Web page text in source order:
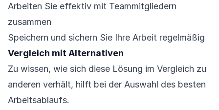
Arbeiten Sie effektiv mit Teammitgliedern
zusammen
Speichern und sichern Sie Ihre Arbeit regelmäßig
Vergleich mit Alternativen
Zu wissen, wie sich diese Lösung im Vergleich zu
anderen verhält, hilft bei der Auswahl des besten
Arbeitsablaufs.